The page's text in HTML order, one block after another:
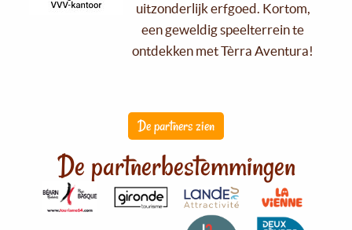
uitzonderlijk erfgoed. Kortom,
een geweldig speelterrein te
ontdekken met Tèrra Aventura!
De partners zien
De partnerbestemmingen